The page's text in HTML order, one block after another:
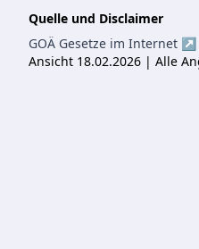
Quelle und Disclaimer
GOÄ Gesetze im Internet ↗
Ansicht 18.02.2026 | Alle